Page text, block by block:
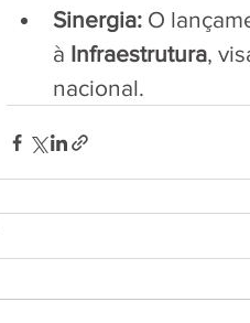
Sinergia: O
à Infraestrutura,
nacional.